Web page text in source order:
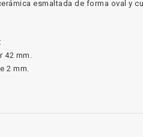
esmaltada de forma oval y
42 mm.
2 mm.